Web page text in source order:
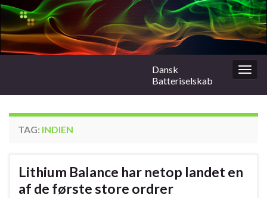
Dansk
Batteriselskab
TAG: INDIEN
Lithium Balance har netop landet en
af de første store ordrer